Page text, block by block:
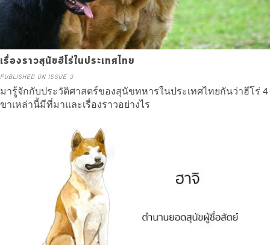
เรื่องราวสุนัขฮีโร่ในประเทศไทย
PUBLISHED ON ISSUE 3
มารู้จักกับประวัติศาสตร์ของสุนัขทหารในประเทศไทยกันว่าฮีโร่ 4
ขาเหล่านี้มีที่มาและเรื่องราวอย่างไร